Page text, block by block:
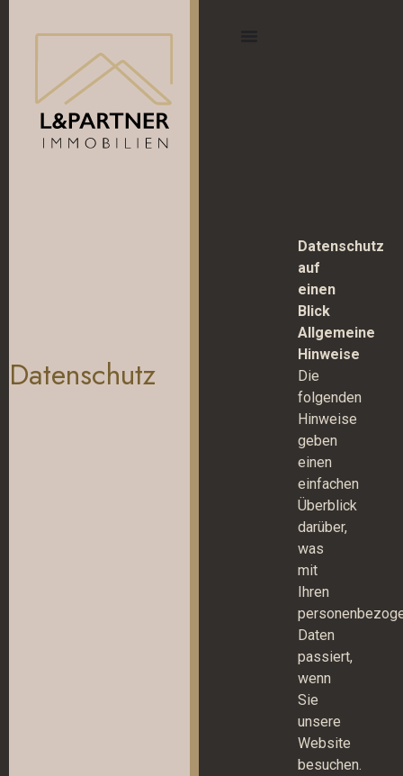
Datenschutz
Datenschutz
auf
einen
Blick
Allgemeine
Hinweise
Die
folgenden
Hinweise
geben
einen
einfachen
Überblick
darüber,
was
mit
Ihren
Daten
passiert,
wenn
Sie
unsere
Website
besuchen.